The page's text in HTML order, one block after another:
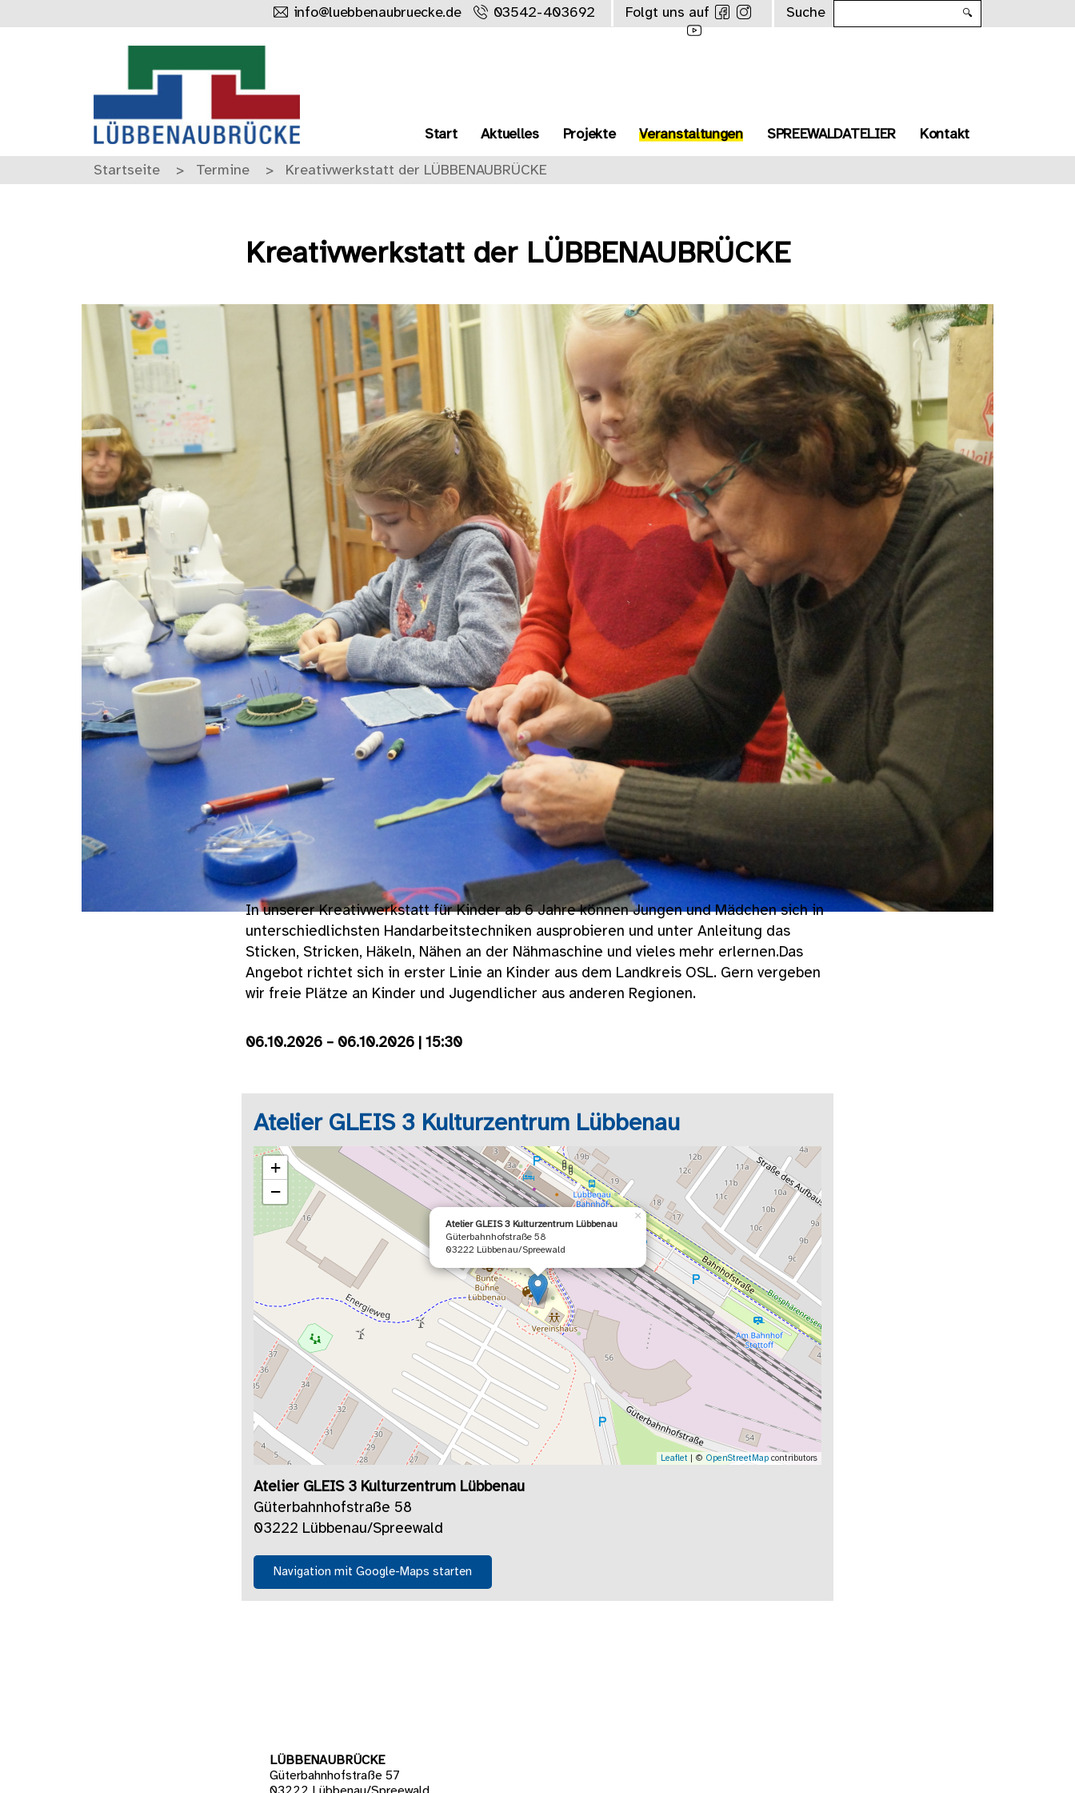
info@luebbenaubruecke.de 03542-403692 Folgt uns auf Suche 🔍
Start Aktuelles Projekte Veranstaltungen SPREEWALDATELIER Kontakt
Startseite Termine Kreativwerkstatt der LÜBBENAUBRÜCKE
Kreativwerkstatt der LÜBBENAUBRÜCKE
In unserer Kreativwerkstatt für Kinder ab 6 Jahre können Jungen und Mädchen sich in
unterschiedlichsten Handarbeitstechniken ausprobieren und unter Anleitung das
Sticken, Stricken, Häkeln, Nähen an der Nähmaschine und vieles mehr erlernen.Das
Angebot richtet sich in erster Linie an Kinder aus dem Landkreis OSL. Gern vergeben
wir freie Plätze an Kinder und Jugendlicher aus anderen Regionen.
06.10.2026 – 06.10.2026 | 15:30
Atelier GLEIS 3 Kulturzentrum Lübbenau
Atelier GLEIS 3 Kulturzentrum Lübbenau
Güterbahnhofstraße 58
03222 Lübbenau/Spreewald
×
+
−
Leaflet | © OpenStreetMap contributors
Atelier GLEIS 3 Kulturzentrum Lübbenau
Güterbahnhofstraße 58
03222 Lübbenau/Spreewald
Navigation mit Google-Maps starten
LÜBBENAUBRÜCKE
Güterbahnhofstraße 57